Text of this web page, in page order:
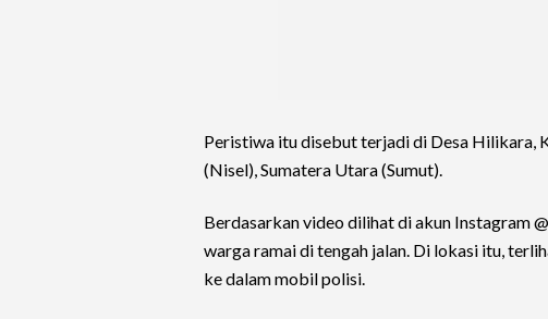
Peristiwa itu disebut terjadi di Desa Hilikara,
(Nisel), Sumatera Utara (Sumut).
Berdasarkan video dilihat di akun Instagram
warga ramai di tengah jalan. Di lokasi itu,
ke dalam mobil polisi.